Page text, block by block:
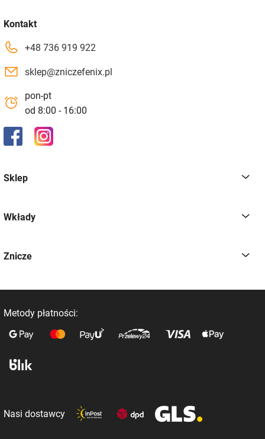
Kontakt
+48 736 919 922
sklep@zniczefenix.pl
pon-pt
od 8:00 - 16:00
Sklep
Wkłady
Znicze
Metody płatności:
Nasi dostawcy